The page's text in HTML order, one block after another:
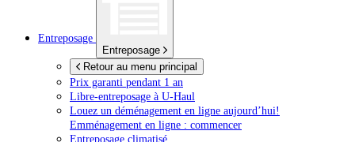
Entreposage
Entreposage
Retour au menu principal
Prix garanti pendant 1 an
Libre-entreposage à U-Haul
Louez un déménagement en ligne aujourd’hui!
Emménagement en ligne : commencer
Entreposage climatisé